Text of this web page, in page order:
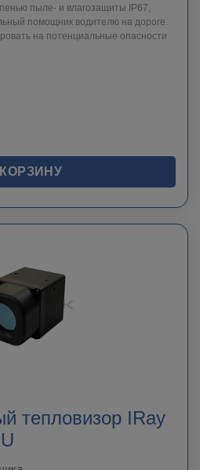
пыле- и влагозащиты IP67,
помощник водителю на дороге.
на потенциальные опасности
тепловизор IRay